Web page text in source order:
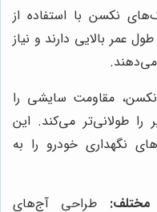
نکسن با استفاده از
عمر بالایی دارند و نیاز
نکسن، مقاومت سایشی را
را طولانی‌تر می‌کند. این
نگهداری خودرو را به
طراحی آج‌های